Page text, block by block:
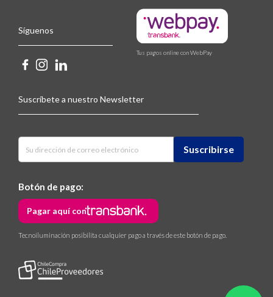
Síguenos
Tus pagos online con WebPay
Suscríbete a nuestro Newsletter
Botón de pago:
Pagar aquí con
Tecnoiluminación posibilita cualquier pago a través de este botón de pago.